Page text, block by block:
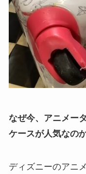
なぜ今、アニメー
ケースが人気なの
ディズニーのアニ